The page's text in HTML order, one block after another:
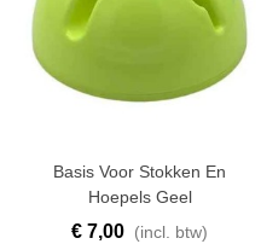
Basis Voor Stokken En
Hoepels Geel
€ 7,00 (incl. btw)